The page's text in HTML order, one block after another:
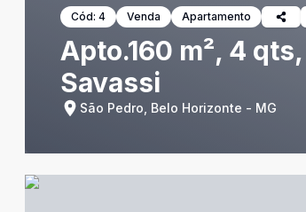
Cód: 4 Venda Apartamento
Apto.160 m², 4
Savassi
São Pedro, Belo Horizonte - MG